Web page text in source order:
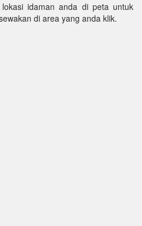
idaman anda di peta untuk
di area yang anda klik.